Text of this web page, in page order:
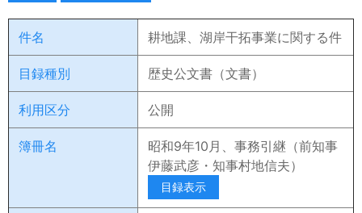
件名 耕地課、湖岸干拓事業に関する件
目録種別 歴史公文書（文書）
利用区分 公開
簿冊名
昭和9年10月、事務引継（前知事
伊藤武彦・知事村地信夫）
目録表示